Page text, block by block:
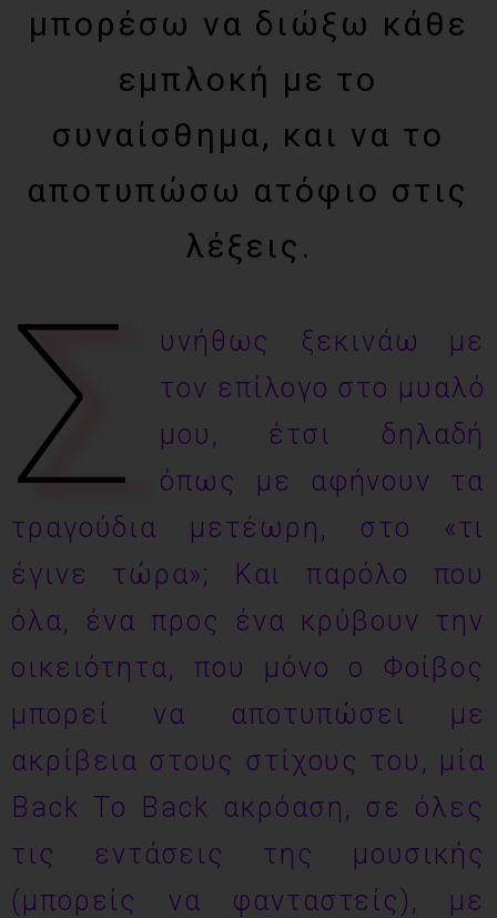
μπορέσω να διώξω κάθε
εμπλοκή με το
συναίσθημα, και να το
αποτυπώσω ατόφιο στις
λέξεις.
Σ
υνήθως ξεκινάω με
τον επίλογο στο μυαλό
μου, έτσι δηλαδή
όπως με αφήνουν τα
τραγούδια μετέωρη, στο «τι
έγινε τώρα»; Και παρόλο που
όλα, ένα προς ένα κρύβουν την
οικειότητα, που μόνο ο Φοίβος
μπορεί να αποτυπώσει με
ακρίβεια στους στίχους του, μία
Back To Back ακρόαση, σε όλες
τις εντάσεις της μουσικής
(μπορείς να φανταστείς), με